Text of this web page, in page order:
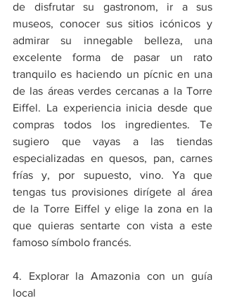
de disfrutar su gastronom, ir a sus
museos, conocer sus sitios icónicos y
admirar su innegable belleza, una
excelente forma de pasar un rato
tranquilo es haciendo un pícnic en una
de las áreas verdes cercanas a la Torre
Eiffel. La experiencia inicia desde que
compras todos los ingredientes. Te
sugiero que vayas a las tiendas
especializadas en quesos, pan, carnes
frías y, por supuesto, vino. Ya que
tengas tus provisiones dirígete al área
de la Torre Eiffel y elige la zona en la
que quieras sentarte con vista a este
famoso símbolo francés.
4. Explorar la Amazonia con un guía
local